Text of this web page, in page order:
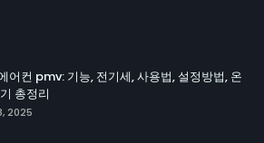
어컨 pmv: 기능, 전기세, 사용법, 설정방법, 온
총정리
2025